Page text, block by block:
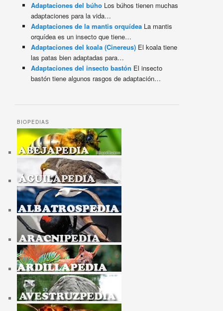
Adaptaciones del búho Los búhos tienen muchas
adaptaciones para la vida…
Adaptaciones de la mantis orquídea La mantis
orquídea es un insecto que tiene…
Adaptaciones del koala (Cinereus) El koala tiene
las patas bien adaptadas para…
Adaptaciones del insecto bastón El insecto
bastón tiene algunos rasgos de adaptación…
BIOPEDIAS